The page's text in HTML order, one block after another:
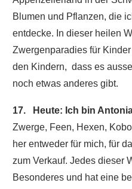
Blumen und Pflanzen, die
entdecke. In dieser heilen
Zwergenparadies für
den Kindern, dass es
noch etwas anderes gibt.
17. Heute: Ich bin
Zwerge, Feen, Hexen,
her entweder für mich, für
zum Verkauf. Jedes dieser
Besonderes und hat eine